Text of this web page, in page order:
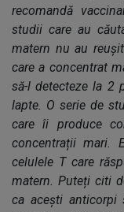
recomandă
studii care au
matern nu au
care a concentrat
să-l detecteze la 2
lapte. O serie de
care îi produce
concentrații mari.
celulele T care
matern. Puteți citi
ca acești anticorpi